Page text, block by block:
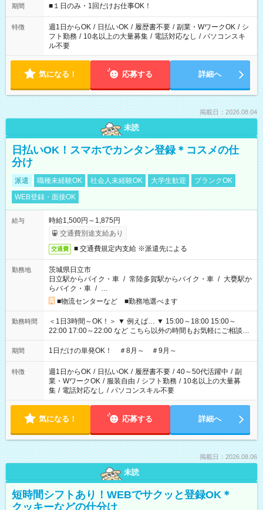
げるお仕事も！ ご希望のお時間に合わせてご紹介！ ※シフトは
ください！
期間 ■１日のみ・1回だけお仕事OK！
特徴 週1日からOK / 日払いOK / 履歴書不要 / 副業・WワークOK / シ
フト勤務 / 10名以上の大量募集 / 電話対応なし / パソコンスキ
ル不要
気になる！ 応募する 詳細へ
掲載日：2026.08.04
未読
日払いOK！スマホでカンタン登録＊コスメの仕
分け
派遣 職種未経験OK 社会人未経験OK 大学生歓迎
ブランクOK
WEB登録・面接OK
給与
時給1,500円～1,875円
交通費別途支給あり
交通費 ■ 交通費規定内支給 ※派遣先による
勤務地
茨城県日立市
日立駅からバイク・車 / 常陸多賀駅からバイク・車 / 大甕駅か
らバイク・車 / …
■物流センターなど ■勤務地選べます
勤務時間
＜1日3時間～OK！＞ ▼ 例えば… ▼ 15:00～18:00 15:00～
22:00 17:00～22:00 など こちら以外の時間もお気軽にご相談く
ださい！
期間 1日だけの単発OK！ ＃8月～ ＃9月～
特徴 週1日からOK / 日払いOK / 履歴書不要 / 40～50代活躍中 / 副
業・WワークOK / 服装自由 / シフト勤務 / 10名以上の大量募
集 / 電話対応なし / パソコンスキル不要
気になる！ 応募する 詳細へ
掲載日：2026.08.06
未読
短時間シフトあり！WEBでサクッと登録OK＊
クッキーなどの仕分け